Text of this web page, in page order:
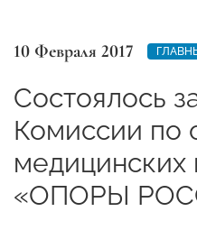
10 Февраля 2017
Состоялось
Комиссии по
медицинских
«ОПОРЫ